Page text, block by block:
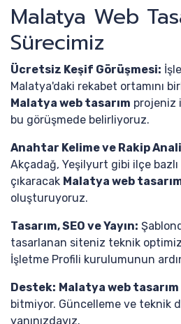
Malatya Web
Sürecimiz
Ücretsiz Keşif Görüşmesi:
Malatya'daki rekabet ortamını
Malatya web tasarım projeniz
bu görüşmede belirliyoruz.
Anahtar Kelime ve Rakip
Akçadağ, Yeşilyurt gibi ilçe
çıkaracak Malatya web
oluşturuyoruz.
Tasarım, SEO ve Yayın:
tasarlanan siteniz teknik
İşletme Profili kurulumunun
Destek: Malatya web tasarım
bitmiyor. Güncelleme ve teknik
yanınızdayız.